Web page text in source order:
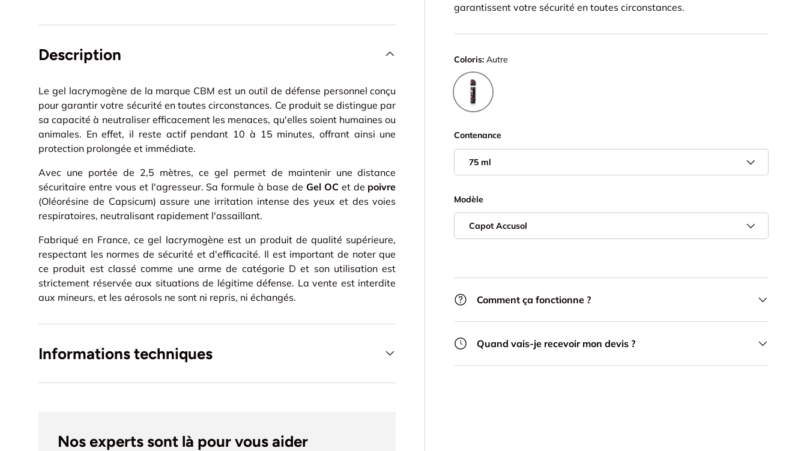
garantissent votre sécurité en toutes circonstances.
Coloris:Autre
Autre
Contenance
75 ml
Modèle
Capot Accusol
Comment ça fonctionne ?
Quand vais-je recevoir mon devis ?
Description
Le gel lacrymogène de la marque CBM est un outil de défense personnel conçu
pour garantir votre sécurité en toutes circonstances. Ce produit se distingue par
sa capacité à neutraliser efficacement les menaces, qu'elles soient humaines ou
animales. En effet, il reste actif pendant 10 à 15 minutes, offrant ainsi une
protection prolongée et immédiate.
Avec une portée de 2,5 mètres, ce gel permet de maintenir une distance
sécuritaire entre vous et l'agresseur. Sa formule à base de Gel OCet de poivre
(Oléorésine de Capsicum) assure une irritation intense des yeux et des voies
respiratoires, neutralisant rapidement l'assaillant.
Fabriqué en France, ce gel lacrymogène est un produit de qualité supérieure,
respectant les normes de sécurité et d'efficacité. Il est important de noter que
ce produit est classé comme une arme de catégorie D et son utilisation est
strictement réservée aux situations de légitime défense. La vente est interdite
aux mineurs, et les aérosols ne sont ni repris, ni échangés.
Informations techniques
Nos experts sont là pour vous aider